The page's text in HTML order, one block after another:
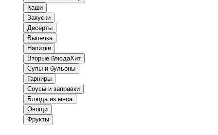
Каши
Закуски
Десерты
Выпечка
Напитки
Вторые блюдаХит
Супы и бульоны
Гарниры
Соусы и заправки
Блюда из мяса
Овощи
Фрукты